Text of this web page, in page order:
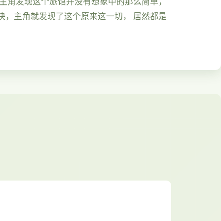
主角就发现了这个原来这一切， 居然都是